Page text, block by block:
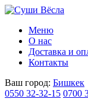
Меню
О нас
Доставка и
Контакты
Ваш город: Бишкек
0550 32-32-15 0700